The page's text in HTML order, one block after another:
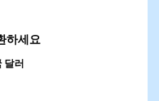
하세요
달러